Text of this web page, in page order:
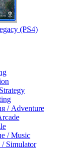
(PS4)
/ Adventure
/ Music
Simulator